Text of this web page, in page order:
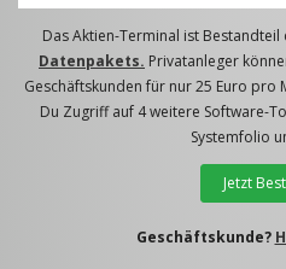
Das Aktien-Terminal ist Bestandteil
Datenpakets. Privatanleger
Geschäftskunden für nur 25 Euro pro
Du Zugriff auf 4 weitere Software-
Systemfolio
Jetzt
Geschäftskunde?